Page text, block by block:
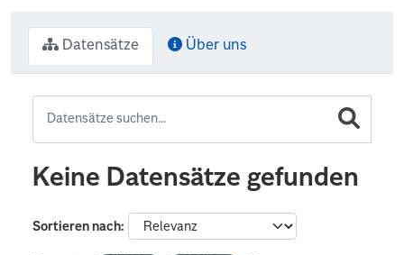
Datensätze Über uns
Keine Datensätze gefunden
Sortieren nach